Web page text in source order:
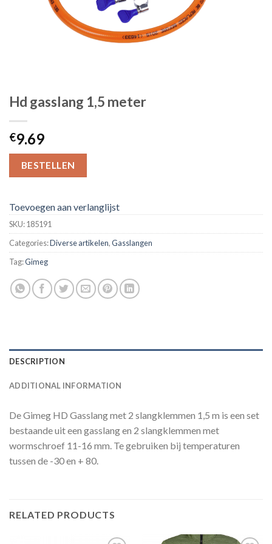
Hd gasslang 1,5 meter
€9.69
BESTELLEN
Toevoegen aan verlanglijst
SKU:185191
Categories:Diverse artikelen,Gasslangen
Tag:Gimeg
DESCRIPTION
ADDITIONAL INFORMATION
De Gimeg HD Gasslang met 2 slangklemmen 1,5 m is een set
bestaande uit een gasslang en 2 slangklemmen met
wormschroef 11-16 mm. Te gebruiken bij temperaturen
tussen de -30 en + 80.
RELATED PRODUCTS